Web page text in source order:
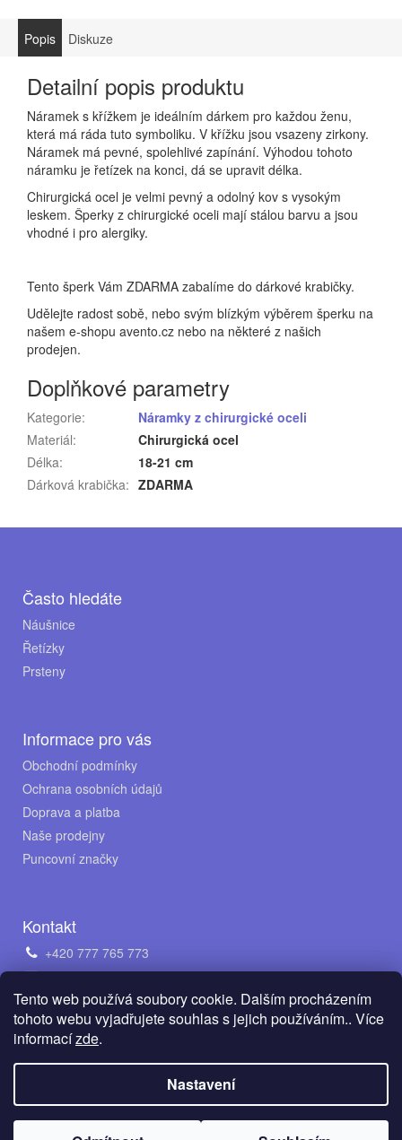
Tento web používá soubory cookie. Dalším procházením
tohoto webu vyjadřujete souhlas s jejich používáním.. Více
informacízde.
Nastavení
Popis Diskuze
Detailní popis produktu
Náramek s křížkem je ideálním dárkem pro každou ženu,
která má ráda tuto symboliku. V křížku jsou vsazeny zirkony.
Náramek má pevné, spolehlivé zapínání. Výhodou tohoto
náramku je řetízek na konci, dá se upravit délka.
Chirurgická ocel je velmi pevný a odolný kov s vysokým
leskem. Šperky z chirurgické oceli mají stálou barvu a jsou
vhodné i pro alergiky.
Tento šperk Vám ZDARMA zabalíme do dárkové krabičky.
Udělejte radost sobě, nebo svým blízkým výběrem šperku na
našem e-shopu avento.cz nebo na některé z našich
prodejen.
Doplňkové parametry
Kategorie:
Náramky z chirurgické oceli
Materiál:
Chirurgická ocel
Délka:
18-21 cm
Dárková krabička: ZDARMA
Často hledáte
Náušnice
Řetízky
Prsteny
Informace pro vás
Obchodní podmínky
Ochrana osobních údajů
Doprava a platba
Naše prodejny
Puncovní značky
Kontakt
+420 777 765 773
obchod@avento.cz
Napište nám na WhatsApp
Vytvořil Shoptet
Copyright 2026 AVENTO Jewellery s.r.o. . Všechna práva